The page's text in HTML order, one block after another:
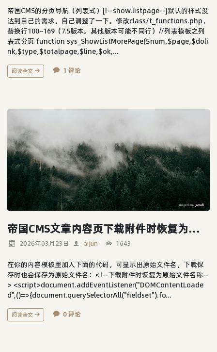
帝国CMS的分页导航（列表式）[!--show.listpage--]默认的样式没
达到自己的需求，自己调整了一下。修改class/t_functions.php，
替换行100~169（7.5版本。其他版本可能不同行）//列表模板之列
表式分页 function sys_ShowListMorePage($num,$page,$doli
nk,$type,$totalpage,$line,$ok,...
阅读全文 1 评论
帝国CMS文章内容页下载附件时恢复为原始名称
2026年03月23日 aijun 1643
在你的内容模板里加入下面的代码，可显示出原始文件名，下载保
存时也会保存为原始文件名：<!--下载附件时恢复为原始文件名称--
> <script>document.addEventListener("DOMContentLoade
d",()=>{document.querySelectorAll("fieldset").fo...
阅读全文 0 评论